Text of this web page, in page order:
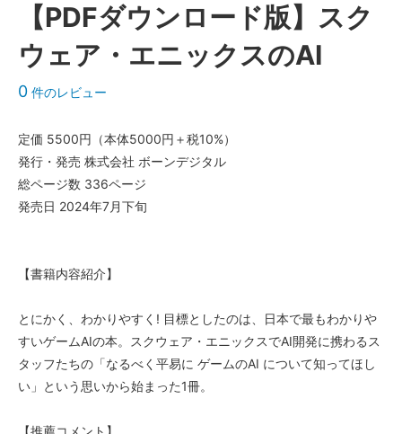
【PDFダウンロード版】スク
ウェア・エニックスのAI
0 件のレビュー
定価 5500円（本体5000円＋税10%）
発行・発売 株式会社 ボーンデジタル
総ページ数 336ページ
発売日 2024年7月下旬
【書籍内容紹介】
とにかく、わかりやすく! 目標としたのは、日本で最もわかりや
すいゲームAIの本。スクウェア・エニックスでAI開発に携わるス
タッフたちの「なるべく平易に ゲームのAI について知ってほし
い」という思いから始まった1冊。
【推薦コメント】